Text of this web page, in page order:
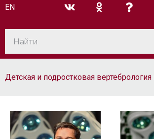
EN
Детская и подростковая